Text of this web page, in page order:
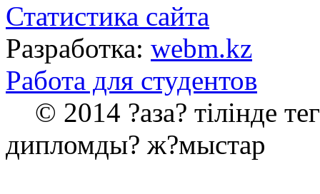
Статистика сайта
Разработка: webm.kz
Работа для студентов
© 2014 ?аза? тілінде
дипломды? ж?мыстар